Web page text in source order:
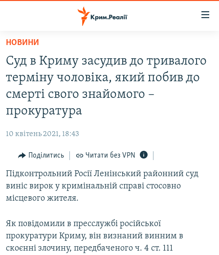
Перейти
основного
матеріалу
Перейти
до
основної
Перейти
пошуку
ВОДА.КРИМ
ВІДЕО ТА ФОТО
ІНТЕРВ'Ю
ВСЕ ЗА ДЕНЬ
СПЕЦПРОЕКТИ
ВІДЕОУРОКИ «ELIFBE»
СВІДЧЕННЯ ОКУПАЦІЇ
Русский
НОВИНИ
Суд в Криму засудив до тривалого
терміну чоловіка, який побив до
смерті свого знайомого –
прокуратура
10 квітень 2021, 18:43
Поділитись Читати без VPN
Підконтрольний Росії Ленінський районний суд
виніс вирок у кримінальній справі стосовно
місцевого жителя.
Як повідомили в пресслужбі російської
прокуратури Криму, він визнаний винним в
скоєнні злочину, передбаченого ч. 4 ст. 111